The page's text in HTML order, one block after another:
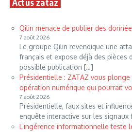
Actus zataz
Qilin menace de publier des
7 août 2026
Le groupe Qilin revendique une
français et expose déjà des pièces
possible publication […]
Présidentielle : ZATAZ vous
opération numérique qui pourrait
7 août 2026
Présidentielle, faux sites et
enquête interactive sur les signaux
L’ingérence informationnelle teste